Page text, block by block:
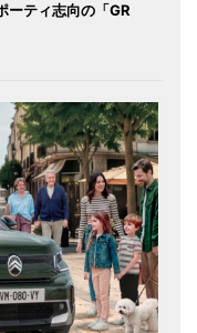
ーティ志向の「GR